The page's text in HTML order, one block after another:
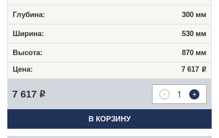
300 мм
530 мм
870 мм
7 617 Р
- +
7 617 Р
В КОРЗИНУ